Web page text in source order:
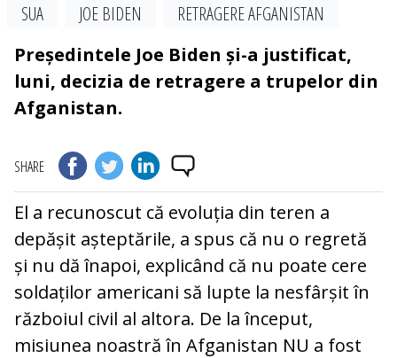
SUA JOE BIDEN
RETRAGERE AFGANISTAN
Președintele Joe Biden și-a justificat,
luni, decizia de retragere a trupelor din
Afganistan.
SHARE
El a recunoscut că evoluția din teren a
depășit așteptările, a spus că nu o regretă
și nu dă înapoi, explicând că nu poate cere
soldaților americani să lupte la nesfârșit în
războiul civil al altora. De la început,
misiunea noastră în Afganistan NU a fost